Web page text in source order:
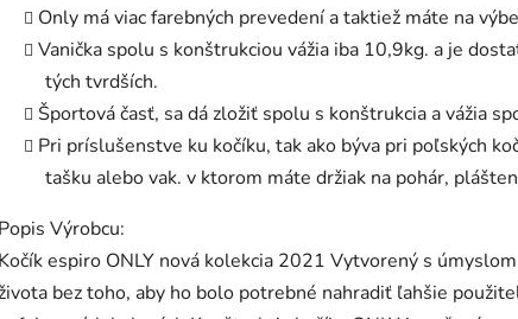
Only má viac farebných prevedení a taktiež máte na
Vanička spolu s konštrukciou vážia iba 10,9kg. a je
tých tvrdších.
Športová časť, sa dá zložiť spolu s konštrukcia a vážia
Pri príslušenstve ku kočíku, tak ako býva pri poľských
tašku alebo vak. v ktorom máte držiak na pohár,
Popis Výrobcu:
Kočík espiro ONLY nová kolekcia 2021 Vytvorený s
bez toho, aby ho bolo potrebné nahradiť ľahšie